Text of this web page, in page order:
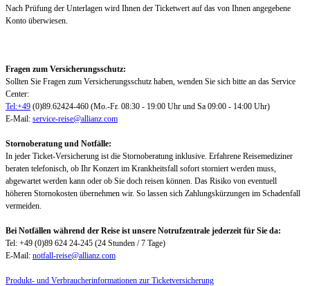
Nach Prüfung der Unterlagen wird Ihnen der Ticketwert auf das von Ihnen angegebene
Konto überwiesen.
Fragen zum Versicherungsschutz:
Sollten Sie Fragen zum Versicherungsschutz haben, wenden Sie sich bitte an das Service
Center:
Tel:+49 (0)89.62424-460 (Mo.-Fr. 08:30 - 19:00 Uhr und Sa 09:00 - 14:00 Uhr)
E-Mail: service-reise@allianz.com
Stornoberatung und Notfälle:
In jeder Ticket-Versicherung ist die Stornoberatung inklusive. Erfahrene Reisemediziner
beraten telefonisch, ob Ihr Konzert im Krankheitsfall sofort storniert werden muss,
abgewartet werden kann oder ob Sie doch reisen können. Das Risiko von eventuell
höheren Stornokosten übernehmen wir. So lassen sich Zahlungskürzungen im Schadenfall
vermeiden.
Bei Notfällen während der Reise ist unsere Notrufzentrale jederzeit für Sie da:
Tel: +49 (0)89 624 24-245 (24 Stunden / 7 Tage)
E-Mail: notfall-reise@allianz.com
Produkt- und Verbraucherinformationen zur Ticketversicherung